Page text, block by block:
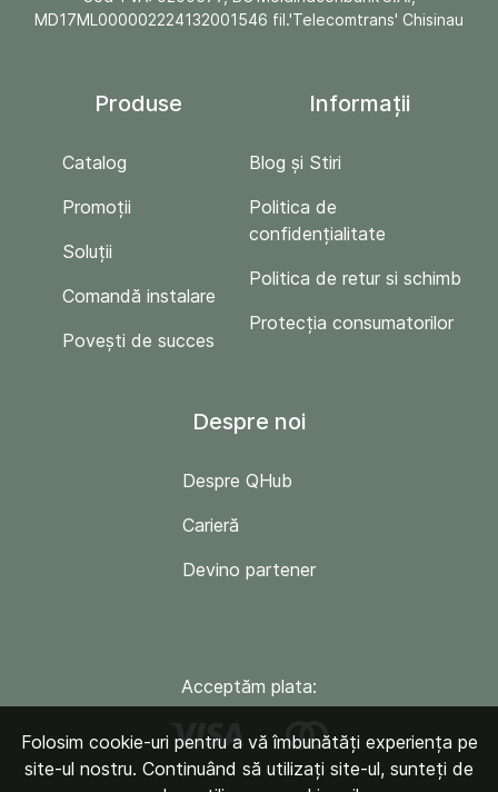
MD17ML000002224132001546 fil.'Telecomtrans' Chisinau
Produse
Catalog
Promoții
Soluții
Comandă instalare
Povești de succes
Informații
Blog și Stiri
Politica de
confidențialitate
Politica de retur si schimb
Protecția consumatorilor
Despre noi
Despre QHub
Carieră
Devino partener
Acceptăm plata:
Folosim cookie-uri pentru a vă îmbunătăți experiența pe
site-ul nostru. Continuând să utilizați site-ul, sunteți de